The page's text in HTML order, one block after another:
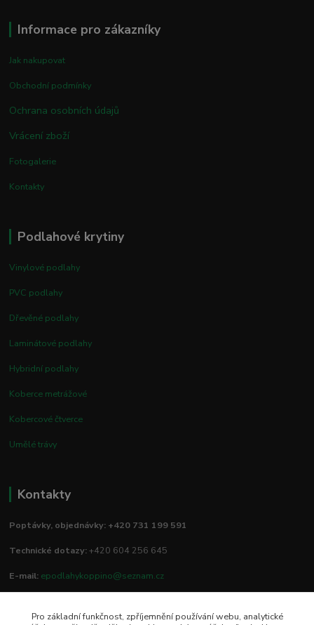
Informace pro zákazníky
Jak nakupovat
Obchodní podmínky
Ochrana osobních údajů
Vrácení zboží
Fotogalerie
Kontakty
Podlahové krytiny
Vinylové podlahy
PVC podlahy
Dřevěné podlahy
Laminátové podlahy
Hybridní podlahy
Koberce metrážové
Kobercové čtverce
Umělé trávy
Kontakty
Poptávky, objednávky: +420 731 199 591
Technické dotazy:+420 604 256 645
E-mail: epodlahykoppino@seznam.cz
Pro základní funkčnost, zpříjemnění používání webu, analytické